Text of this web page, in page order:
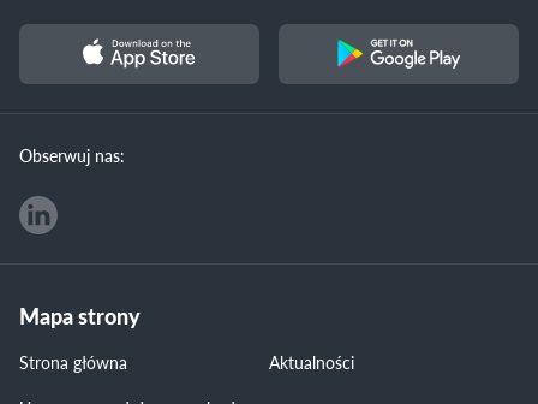
Obserwuj nas:
Mapa strony
Strona główna
Aktualności